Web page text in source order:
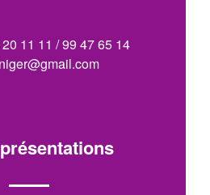
11 11 / 99 47 65 14